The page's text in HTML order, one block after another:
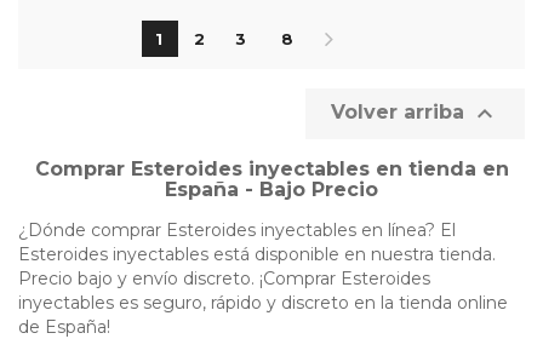
1 2 3 8
Volver arriba 
Comprar Esteroides inyectables en tienda en
España - Bajo Precio
¿Dónde comprar Esteroides inyectables en línea? El
Esteroides inyectables está disponible en nuestra tienda.
Precio bajo y envío discreto. ¡Comprar Esteroides
inyectables es seguro, rápido y discreto en la tienda online
de España!